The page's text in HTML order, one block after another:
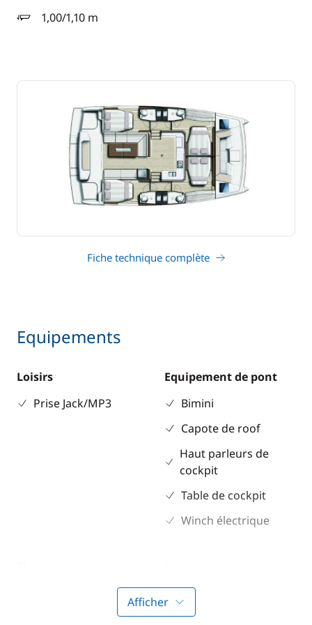
1,00/1,10 m
tirant d'eau
Fiche technique complète
Equipements
Loisirs
Prise Jack/MP3
Equipement de pont
Bimini
Capote de roof
Haut parleurs de
cockpit
Table de cockpit
Winch électrique
Equipement de
Afficher